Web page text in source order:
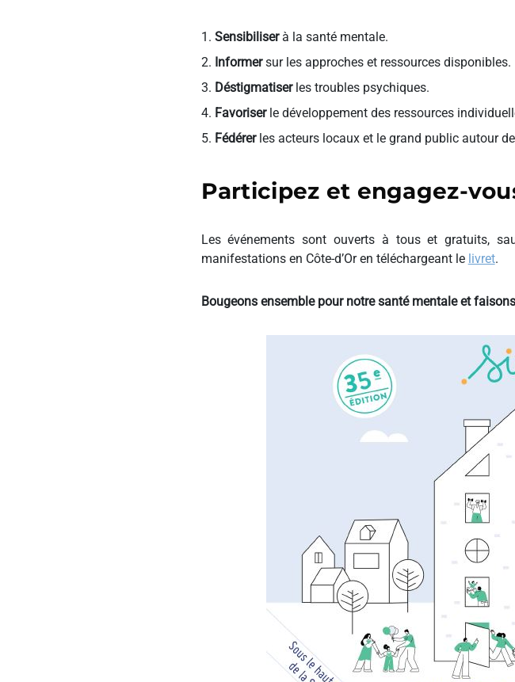
Sensibiliserà la santé mentale.
Informersur les approches et ressources disponibles.
Déstigmatiserles troubles psychiques.
Favoriserle développement des ressources
Fédérerles acteurs locaux et le grand public autour
Participez et engagez-
Les événements sont ouverts à tous et gratuits,
manifestations en Côte-d’Or en téléchargeant le livret.
Bougeons ensemble pour notre santé mentale et